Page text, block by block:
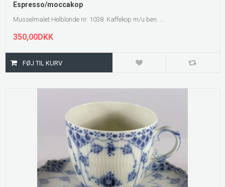
Espresso/moccakop
Musselmalet Helblonde nr. 1038. Kaffekop m/u ben. ...
350,00DKK